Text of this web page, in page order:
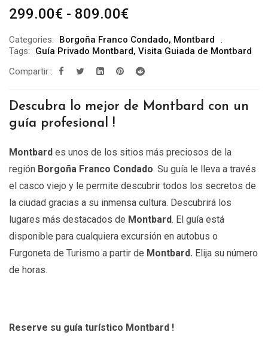
299.00€ - 809.00€Rango
precios:
desde
299.00€
hasta
809.00€
Categories: Borgoña Franco Condado, Montbard
Tags:
Guía Privado Montbard, Visita Guiada de Montbard
Compartir :
Descubra lo mejor de Montbard con un
guía profesional !
Montbard es unos de los sitios más preciosos de la
región Borgoña Franco Condado. Su guía le lleva a través
el casco viejo y le permite descubrir todos los secretos de
la ciudad gracias a su inmensa cultura. Descubrirá los
lugares más destacados de Montbard. El guía está
disponible para cualquiera excursión en autobus o
Furgoneta de Turismo a partir de Montbard. Elija su número
de horas.
Reserve su guía turístico Montbard !